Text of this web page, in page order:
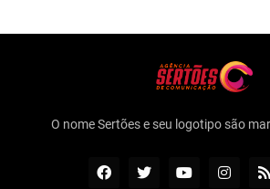
O nome Sertões e seu logotipo são